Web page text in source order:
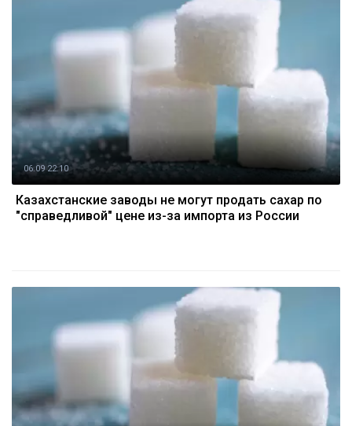
06.09 22:10
Казахстанские заводы не могут продать сахар по
"справедливой" цене из-за импорта из России